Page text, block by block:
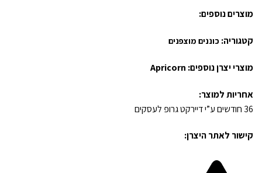
מוצרים נוספים:
קטגוריה: כוננים מוצפנים
מוצרי יצרן נוספים: Apricorn
אחריות למוצר:
36 חודשים ע”י דיירקט גרופ לעסקים
קישור לאתר היצרן: